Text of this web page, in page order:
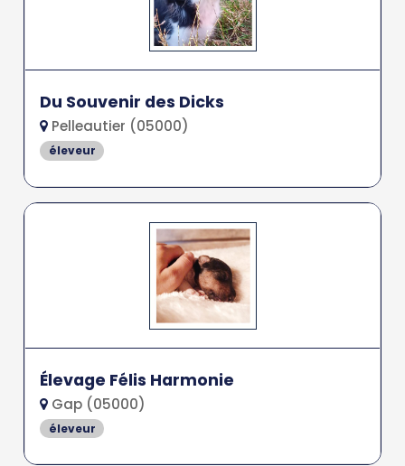
Du Souvenir des Dicks
Pelleautier (05000)
éleveur
Élevage Félis Harmonie
Gap (05000)
éleveur